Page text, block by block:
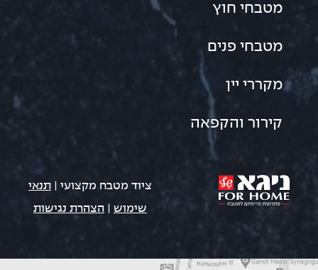
מטבחי חוץ
מטבחי פנים
מקררי יין
קירור והקפאה
ציוד מטבח מקצועי | תנאי
שימוש הצהרת נגישות